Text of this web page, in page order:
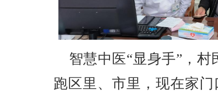
智慧中医“显身手”，村
跑区里、市里，现在家